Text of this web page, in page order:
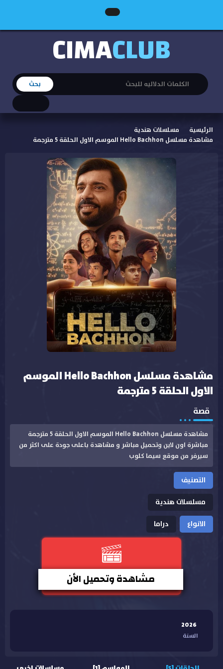
CIMACLUB
الرئيسية
مسلسلات هندية
مشاهدة مسلسل Hello Bachhon الموسم الاول الحلقة 5 مترجمة
مشاهدة مسلسل Hello Bachhon الموسم
الاول الحلقة 5 مترجمة
قصة
مشاهدة مسلسل Hello Bachhon الموسم الاول الحلقة 5 مترجمة
مباشرة اون لاين وتحميل مباشر و مشاهدة باعلى جودة على اكثر من
سيرفر من موقع سيما كلوب
التصنيف
مسلسلات هندية
الانواع
دراما
مشاهدة وتحميل الأن
2026
السنة